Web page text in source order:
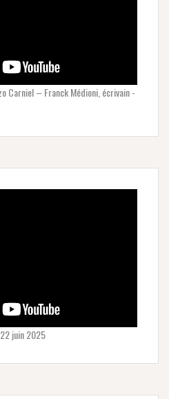
Carniel – Franck Médioni, écrivain -
juin 2025